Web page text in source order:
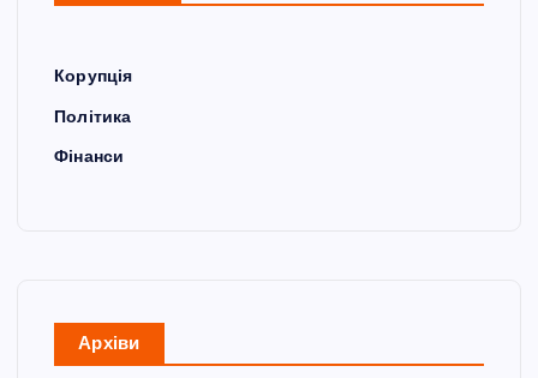
Корупція
Політика
Фінанси
Архіви